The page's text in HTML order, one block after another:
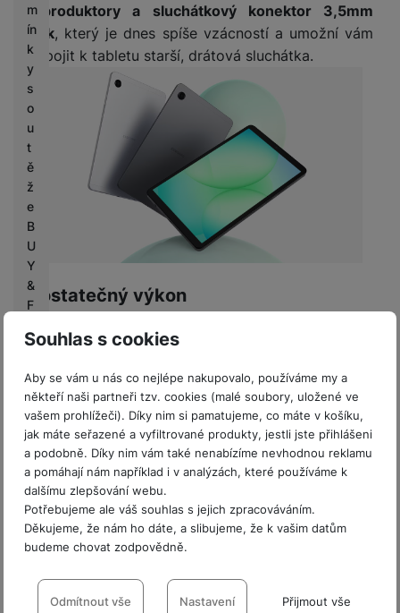
Souhlas s cookies
Aby se vám u nás co nejlépe nakupovalo, používáme my a
někteří naši partneři tzv. cookies (malé soubory, uložené ve
vašem prohlížeči). Díky nim si pamatujeme, co máte v košíku,
jak máte seřazené a vyfiltrované produkty, jestli jste přihlášeni
a podobně. Díky nim vám také nenabízíme nevhodnou reklamu
a pomáhají nám například i v analýzách, které používáme k
dalšímu zlepšování webu.
Potřebujeme ale váš souhlas s jejich zpracováváním.
Děkujeme, že nám ho dáte, a slibujeme, že k vašim datům
budeme chovat zodpovědně.
Nastavení souhlasů s kategoriemi
cookies
Odmítnout vše Nastavení Přijmout vše
m
ín
k
y
s
o
u
t
ě
ž
e
B
U
Y
&
F
Y
reproduktory a sluchátkový konektor 3,5mm
jack, který je dnes spíše vzácností a umožní vám
připojit k tabletu starší, drátová sluchátka.
Dostatečný výkon
Galaxy Tab A11 je
základní 4 GB RAM a 64GB úložiště. U toho si
zaslouží pochvalumožnost rozšířit kapacitu
pomocí paměťové karty microSD, jež může mít až
neuvěřitelnou kapacitu 2 TB. O výdrž se stará
baterie s kapacitou 5100 mAh, bezdrátové
připojení zajišťujíWi-Fi 5 a Bluetooth 5.3
li zvěčnit své okolí nebo například
videotelefonovat, oceníte
dva fotoaparáty: zadní,